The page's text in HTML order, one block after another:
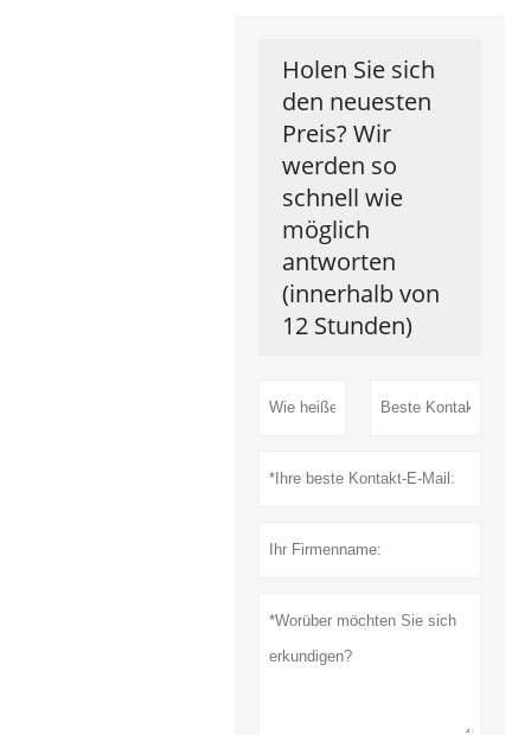
Holen Sie sich
den neuesten
Preis? Wir
werden so
schnell wie
möglich
antworten
(innerhalb von
12 Stunden)